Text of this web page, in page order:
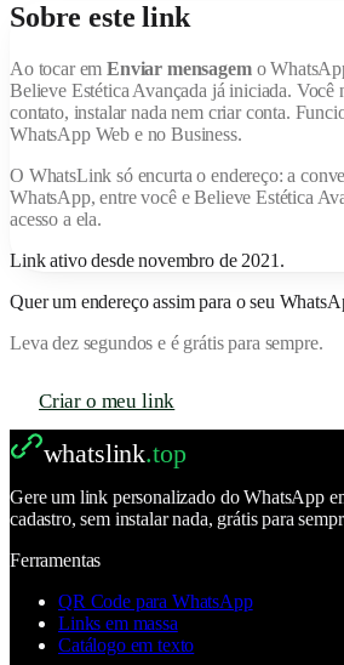
Sobre este link
Ao tocar emEnviar mensagem o
Believe Estética Avançada já iniciada. Você
contato, instalar nada nem criar conta.
WhatsApp Web e no Business.
O WhatsLink só encurta o endereço: a
WhatsApp, entre você eBelieve Estética
acesso a ela.
Link ativo desde novembro de 2021 .
Quer um endereço assim para o seu
Leva dez segundos e é grátis para sempre.
Criar o meu link
whatslink.top
Gere um link personalizado do WhatsApp
cadastro, sem instalar nada, grátis para
Ferramentas
QR Code para WhatsApp
Links em massa
Catálogo em texto